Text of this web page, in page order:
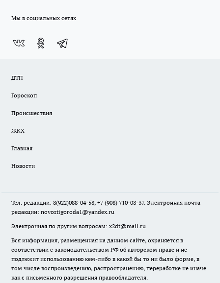
Мы в социальных сетях
ДТП
Гороскоп
Происшествия
ЖКХ
Главная
Новости
Тел. редакции: 8(922)088-04-58, +7 (908) 710-08-37. Электронная почта
редакции: novostigoroda1@yandex.ru
Электронная по другим вопросам: x2dt@mail.ru
Вся информация, размещенная на данном сайте, охраняется в
соответствии с законодательством РФ об авторском праве и не
подлежит использованию кем-либо в какой бы то ни было форме, в
том числе воспроизведению, распространению, переработке не иначе
как с письменного разрешения правообладателя.